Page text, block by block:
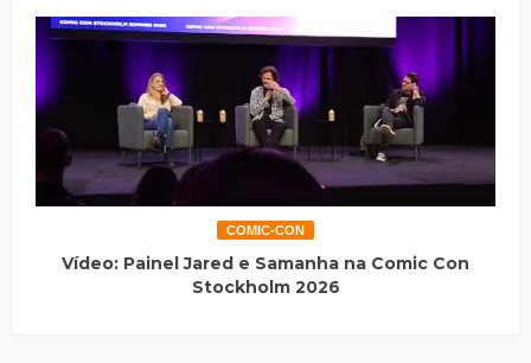
COMIC-CON
Vídeo: Painel Jared e Samanha na Comic Con
Stockholm 2026